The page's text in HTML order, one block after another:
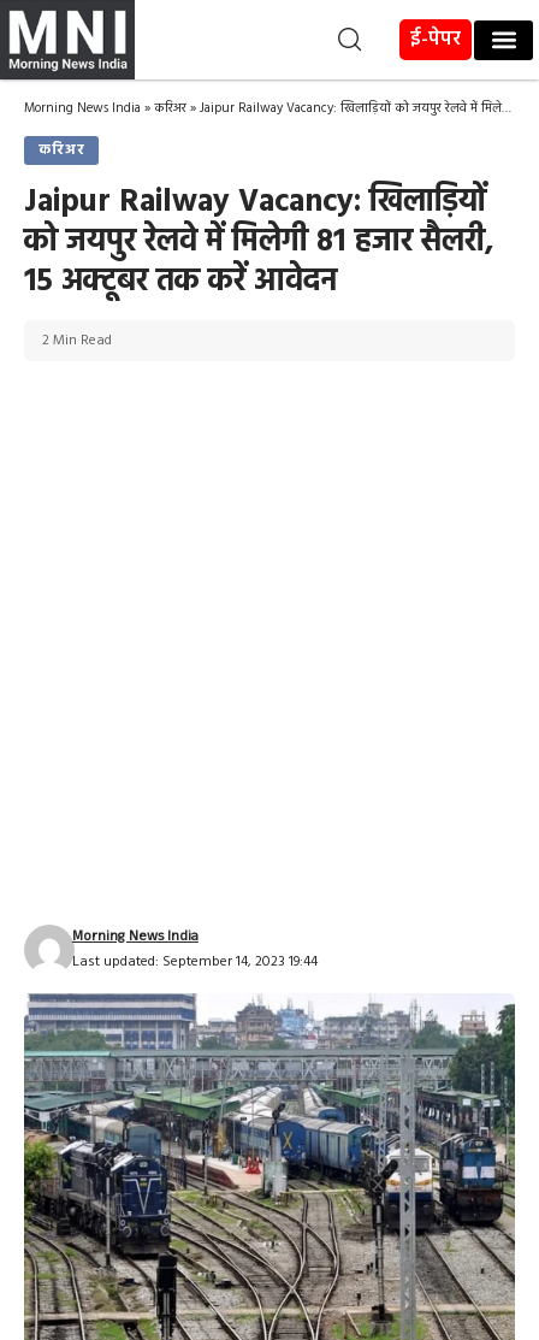
ई-पेपर
Morning News India »करिअर»Jaipur Railway Vacancy: खिलाड़ियों को जयपुर रेलवे में मिलेगी 81 हजार सैलरी, 15 अक्टूबर तक करें आवेदन
करिअर
Jaipur Railway Vacancy: खिलाड़ियों
को जयपुर रेलवे में मिलेगी 81 हजार सैलरी,
15 अक्टूबर तक करें आवेदन
Last updated: September 14, 2023 19:44
Morning News India
2 Min Read